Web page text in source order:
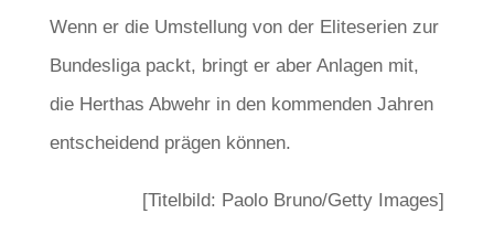
Wenn er die Umstellung von der Eliteserien zur
Bundesliga packt, bringt er aber Anlagen mit,
die Herthas Abwehr in den kommenden Jahren
entscheidend prägen können.
[Titelbild: Paolo Bruno/Getty Images]